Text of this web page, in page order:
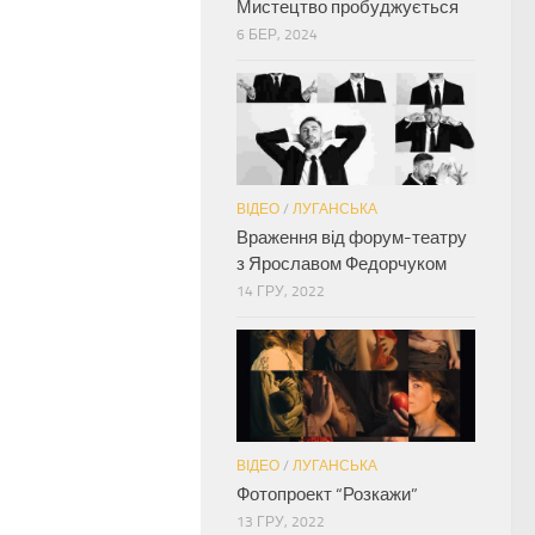
Мистецтво пробуджується
6 БЕР, 2024
ВІДЕО / ЛУГАНСЬКА
Враження від форум-театру
з Ярославом Федорчуком
14 ГРУ, 2022
ВІДЕО / ЛУГАНСЬКА
Фотопроект “Розкажи”
13 ГРУ, 2022